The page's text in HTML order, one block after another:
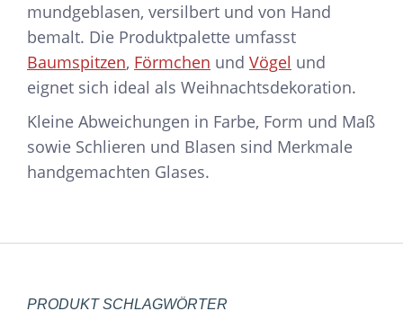
mundgeblasen, versilbert und von Hand
bemalt. Die Produktpalette umfasst
Baumspitzen, Förmchen und Vögel und
eignet sich ideal als Weihnachtsdekoration.
Kleine Abweichungen in Farbe, Form und Maß
sowie Schlieren und Blasen sind Merkmale
handgemachten Glases.
PRODUKT SCHLAGWÖRTER